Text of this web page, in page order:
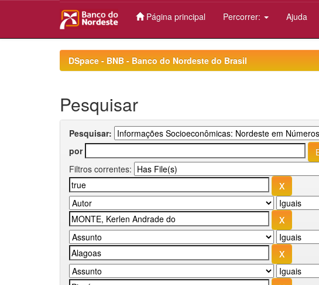
Página principal Percorrer: Ajuda
DSpace - BNB - Banco do Nordeste do Brasil
Pesquisar
Pesquisar:
por
Filtros correntes: